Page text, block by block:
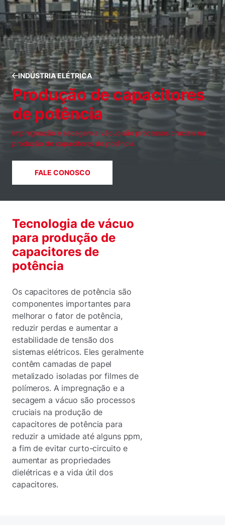
INDÚSTRIA ELÉTRICA
Produção de capacitores
de potência
Impregnação e secagem a vácuo são processos cruciais na
produção de capacitores de potência.
FALE CONOSCO
Tecnologia de vácuo
para produção de
capacitores de
potência
Os capacitores de potência são
componentes importantes para
melhorar o fator de potência,
reduzir perdas e aumentar a
estabilidade de tensão dos
sistemas elétricos. Eles geralmente
contêm camadas de papel
metalizado isoladas por filmes de
polímeros. A impregnação e a
secagem a vácuo são processos
cruciais na produção de
capacitores de potência para
reduzir a umidade até alguns ppm,
a fim de evitar curto-circuito e
aumentar as propriedades
dielétricas e a vida útil dos
capacitores.